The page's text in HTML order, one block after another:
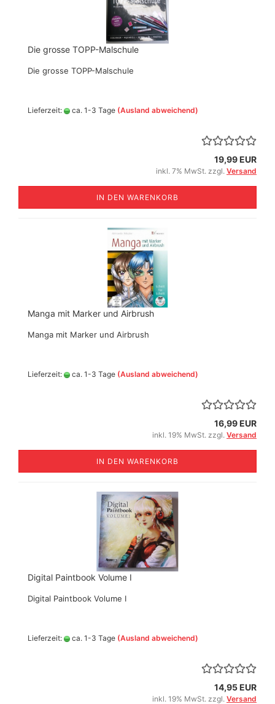
Die grosse TOPP-Malschule
Die grosse TOPP-Malschule
Lieferzeit: ca. 1-3 Tage (Ausland abweichend)
19,99 EUR
inkl. 7% MwSt. zzgl. Versand
IN DEN WARENKORB
Manga mit Marker und Airbrush
Manga mit Marker und Airbrush
Lieferzeit: ca. 1-3 Tage (Ausland abweichend)
16,99 EUR
inkl. 19% MwSt. zzgl. Versand
IN DEN WARENKORB
Digital Paintbook Volume I
Digital Paintbook Volume I
Lieferzeit: ca. 1-3 Tage (Ausland abweichend)
14,95 EUR
inkl. 19% MwSt. zzgl. Versand